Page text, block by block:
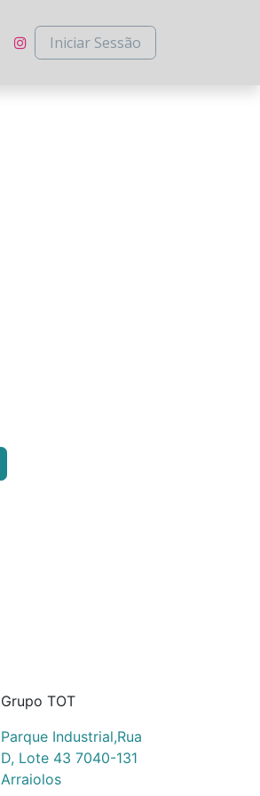
Iniciar Sessão
Grupo TOT
Parque Industrial,Rua
D, Lote 43 7040-131
Arraiolos